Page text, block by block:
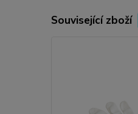
Související zboží